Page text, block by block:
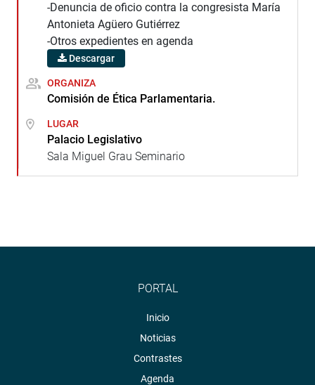
-Denuncia de oficio contra la congresista María
Antonieta Agüero Gutiérrez
-Otros expedientes en agenda
Descargar
ORGANIZA
Comisión de Ética Parlamentaria.
LUGAR
Palacio Legislativo
Sala Miguel Grau Seminario
PORTAL
Inicio
Noticias
Contrastes
Agenda